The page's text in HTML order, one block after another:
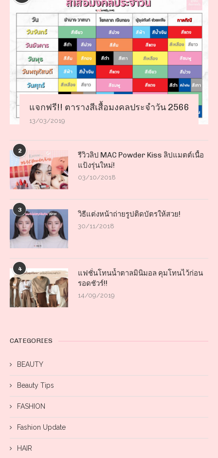
แจกฟรี!! ตารางสีเสื้อมงคลประจำวัน 2566
13/03/2019
2
รีวิวลิป MAC Powder Kiss ลิปแมตต์เนื้อ
แป้งรุ่นใหม่!
03/10/2018
3 วิธีแต่งหน้าถ่ายรูปติดบัตรให้สวย!
30/11/2018
4
แฟชั่นโทนน้ำตาลมินิมอล คุมโทนไว้ก่อน
รอดชัวร์!!
14/09/2019
CATEGORIES
BEAUTY
Beauty Tips
FASHION
Fashion Update
HAIR